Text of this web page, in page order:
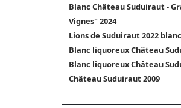
Blanc Château Suduiraut -
Vignes" 2024
Lions de Suduiraut 2022 blanc
Blanc liquoreux Château
Blanc liquoreux Château
Château Suduiraut 2009